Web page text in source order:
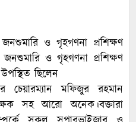
ও গৃহগণনা প্রশিক্ষণ
ও গৃহগণনা প্রশিক্ষণ
ছিলেন
চেয়ারম্যান মফিজুর রহমান
সহ আরো অনেক।বক্তারা